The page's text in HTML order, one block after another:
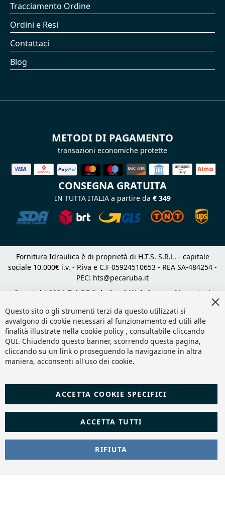
Tracciamento Ordine
Ordini e Resi
Contattaci
Blog
METODI DI PAGAMENTO
transazioni economiche protette
CONSEGNA GRATUITA
IN TUTTA ITALIA a partire da € 349
Fornitura Idraulica è di proprietà di H.T.S. S.R.L. - capitale
sociale 10.000€ i.v. - P.iva e C.F 05924510653 - REA SA-484254 -
PEC: hts@pecaruba.it
Copyright 2024 © | DF Solution | Web Agency Magento
|
Questo sito o gli strumenti terzi da questo utilizzati si
avvalgono di cookie necessari al funzionamento ed utili alle
finalità illustrate nella cookie policy , consultabile cliccando
QUI. Chiudendo questo banner, scorrendo questa pagina,
cliccando su un link o proseguendo la navigazione in altra
maniera, acconsenti all'uso dei cookie.
ACCETTA TUTTI
ACCETTA COOKIE SPECIFICI
RIFIUTA